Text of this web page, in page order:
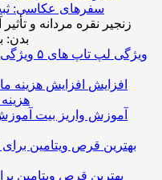
سفرهای عکاسی:
زنجیر نقره مردانه و
بدن:
۵ ویژگی لپ تاپ های
افزایش
هزینه
آموزش واریز بیت
بهترین قرص ویتامین